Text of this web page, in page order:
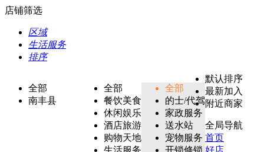
店铺筛选
区域
生活服务
排序
全部
南丰县
全部
餐饮美食
休闲娱乐
酒店旅游
购物天地
生活服务
全部
的士/代驾
家政服务
送水站
宠物服务
开锁修锁
默认排序
最新加入
附近商家
全局导航
首页
好店